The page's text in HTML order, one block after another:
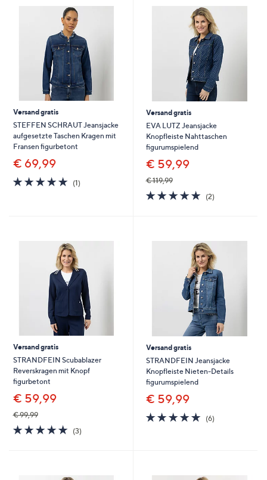
Versand gratis
STEFFEN SCHRAUT Jeansjacke
aufgesetzte Taschen Kragen mit
Fransen figurbetont
€ 69,99
5.0
von
(1)1
Versand gratis
EVA LUTZ Jeansjacke
Knopfleiste Nahttaschen
figurumspielend
€ 59,99
€ 119,99
5.0
von
(2)2
Versand gratis
STRANDFEIN Scubablazer
Reverskragen mit Knopf
figurbetont
€ 59,99
€ 99,99
5.0
von
(3)3
Versand gratis
STRANDFEIN Jeansjacke
Knopfleiste Nieten-Details
figurumspielend
€ 59,99
5.0
von
(6)6